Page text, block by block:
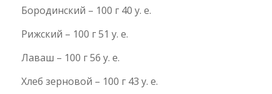
Бородинский – 100 г 40 у. е.
Рижский – 100 г 51 у. е.
Лаваш – 100 г 56 у. е.
Хлеб зерновой – 100 г 43 у. е.